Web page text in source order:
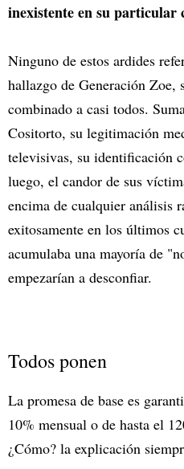
inexistente en su particular
Ninguno de estos ardides
hallazgo de Generación Zoe,
combinado a casi todos.
Cositorto, su legitimación
televisivas, su identificación
luego, el candor de sus
encima de cualquier análisis
exitosamente en los últimos
acumulaba una mayoría de
empezarían a desconfiar.
Todos ponen
La promesa de base es
10% mensual o de hasta el
¿Cómo? la explicación